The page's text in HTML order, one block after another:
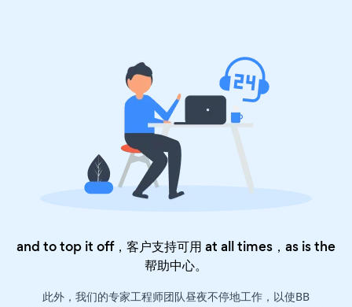
and to top it off，客户支持可用 at all times，as is the
帮助中心。
此外，我们的专家工程师团队昼夜不停地工作，以使BB